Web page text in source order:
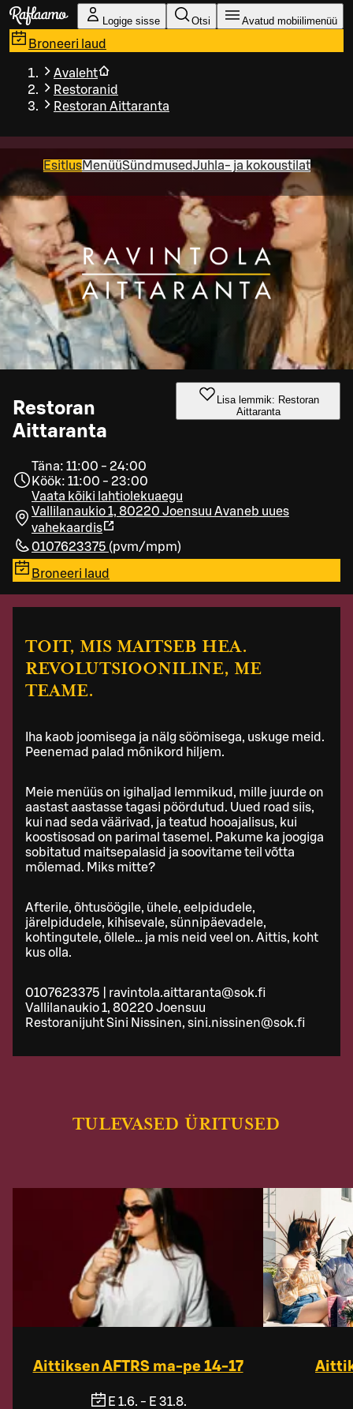
Liigu peamise sisu juurde
Logige sisse Otsi Avatud mobiilimenüü
Broneeri laud
Avaleht
Restoranid
Restoran Aittaranta
EsitlusMenüüSündmusedJuhla- ja kokoustilat
Restoran
Aittaranta
Lisa lemmik: Restoran
Aittaranta
Täna: 11:00 - 24:00
Köök: 11:00 - 23:00
Vaata kõiki lahtiolekuaegu
Vallilanaukio 1, 80220 Joensuu Avaneb uues
vahekaardis
0107623375 (pvm/mpm)
Broneeri laud
TOIT, MIS MAITSEB HEA.
REVOLUTSIOONILINE, ME
TEAME.
Iha kaob joomisega ja nälg söömisega, uskuge meid.
Peenemad palad mõnikord hiljem.
Meie menüüs on igihaljad lemmikud, mille juurde on
aastast aastasse tagasi pöördutud. Uued road siis,
kui nad seda väärivad, ja teatud hooajalisus, kui
koostisosad on parimal tasemel. Pakume ka joogiga
sobitatud maitsepalasid ja soovitame teil võtta
mõlemad. Miks mitte?
Afterile, õhtusöögile, ühele, eelpidudele,
järelpidudele, kihisevale, sünnipäevadele,
kohtingutele, õllele… ja mis neid veel on. Aittis, koht
kus olla.
0107623375 | ravintola.aittaranta@sok.fi
Vallilanaukio 1, 80220 Joensuu
Restoranijuht Sini Nissinen, sini.nissinen@sok.fi
TULEVASED ÜRITUSED
Aittiksen AFTRS ma-pe 14-17
E 1.6. - E 31.8.